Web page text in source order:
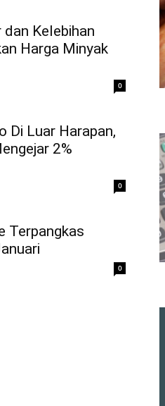
Kelebihan
Harga Minyak
0
Di Luar Harapan,
2%
0
Terpangkas
0